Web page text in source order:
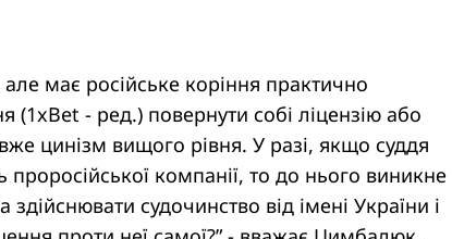
має російське коріння практично
(1xBet - ред.) повернути собі ліцензію або
цинізм вищого рівня. У разі, якщо суддя
компанії, то до нього виникне
судочинство від імені України і